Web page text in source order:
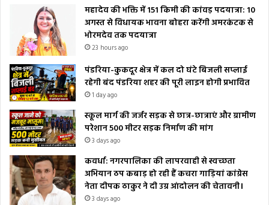
महादेव की भक्ति में 151 किमी की कांवड़ पदयात्रा: 10
अगस्त से विधायक भावना बोहरा करेंगी अमरकंटक से
भोरमदेव तक पदयात्रा
23 hours ago
पंडरिया-कुकदूर क्षेत्र में कल दो घंटे बिजली सप्लाई
रहेगी बंद पंडरिया शहर की पूरी लाइन होगी प्रभावित
1 day ago
स्कूल मार्ग की जर्जर सड़क से छात्र-छात्राएं और ग्रामीण
परेशान 500 मीटर सड़क निर्माण की मांग
3 days ago
कवर्धा: नगरपालिका की लापरवाही से स्वच्छता
अभियान ठप कबाड़ हो रही हैं कचरा गाड़ियां कांग्रेस
नेता दीपक ठाकुर ने दी उग्र आंदोलन की चेतावनी।
3 days ago